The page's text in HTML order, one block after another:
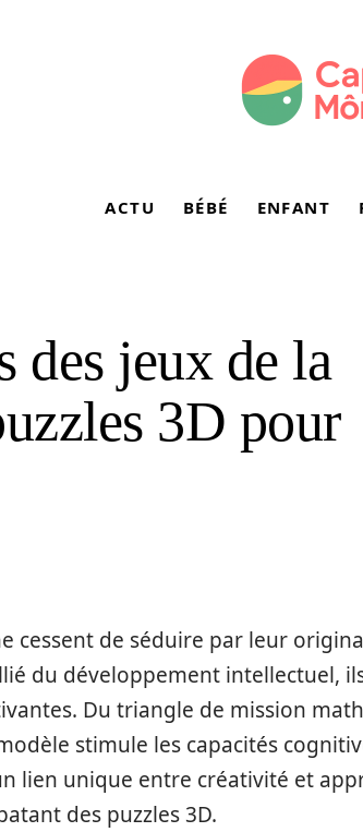
ACTU BÉBÉ ENFANT
des jeux de la
3D pour
cessent de séduire par leur
du développement intellectuel,
Du triangle de mission
stimule les capacités
lien unique entre créativité et
des puzzles 3D.